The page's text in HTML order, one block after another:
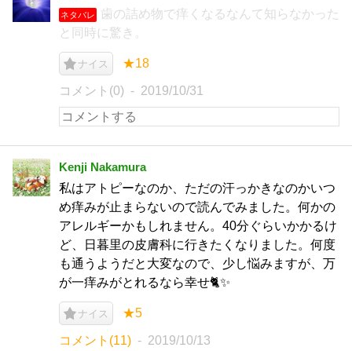
ネタバレ
歯の詰め物で痒くなるなんて知らなかった
と同時に驚き。
ナイス ★18
コメント(0) 2019/10/31
Kenji Nakamura
私はアトピーなのか、ただの汗っかきなのかいつ
め痒みが止まらないので読んでみました。何かの
アレルギーかもしれません。40分ぐらいかかるけ
ど、日暮里の皮膚科に行きたくなりました。何度
も通うようだと大変なので、少し悩みますが、万
が一痒みがとれるなら幸せ🐈✨
ナイス ★5
コメント(11) 2019/10/13